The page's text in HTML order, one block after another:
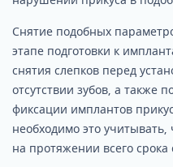
Снятие подобных
этапе подготовки к
снятия слепков перед
отсутствии зубов, а также
фиксации имплантов
необходимо это
на протяжении всего срока